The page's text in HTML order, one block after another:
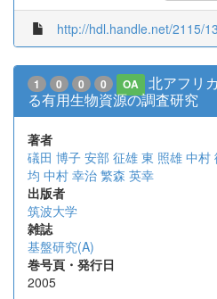
http://hdl.handle.net/2115/
1 0 0 0 OA
北アフリ
る有用生物資源の調査研究
著者
礒田 博子 安部 征雄 東 照雄 中村
均 中村 幸治 繁森 英幸
出版者
筑波大学
雑誌
基盤研究(A)
巻号頁・発行日
2005